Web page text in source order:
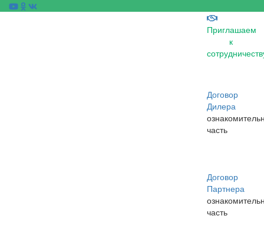
Приглашаем
к
Договор
Дилера
часть
Договор
Партнера
часть